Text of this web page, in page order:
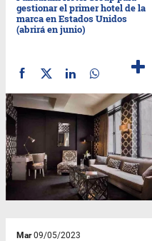
gestionar el primer hotel de la
marca en Estados Unidos
(abrirá en junio)
Mar09/05/2023